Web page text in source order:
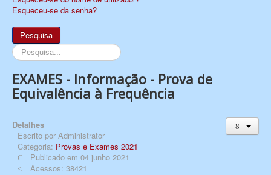
Esqueceu-se da senha?
Pesquisa
Pesquisa...
EXAMES - Informação - Prova de
Equivalência à Frequência
Detalhes
Escrito por Administrator
Categoria: Provas e Exames 2021
Publicado em 04 junho 2021
Acessos: 38421